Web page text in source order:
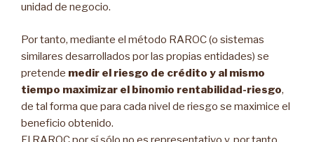
unidad de negocio.
Por tanto, mediante el método RAROC (o sistemas
similares desarrollados por las propias entidades) se
pretende medir el riesgo de crédito y al mismo
tiempo maximizar el binomio rentabilidad-riesgo,
de tal forma que para cada nivel de riesgo se maximice el
beneficio obtenido.